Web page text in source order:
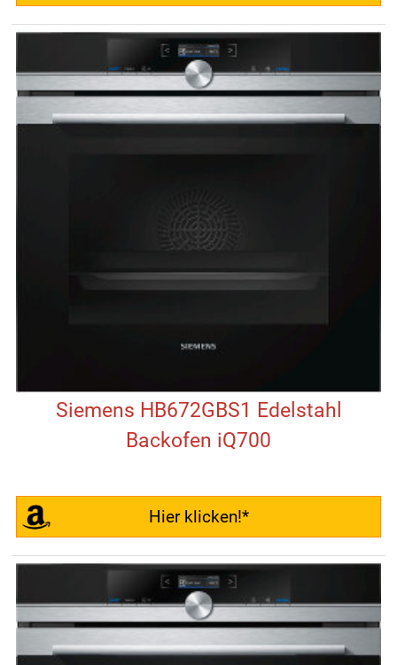
Siemens HB672GBS1 Edelstahl
Backofen iQ700
Hier klicken!*